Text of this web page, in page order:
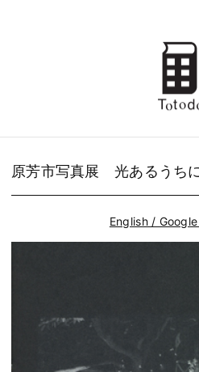
原芳市写真展 光あるうち
English /